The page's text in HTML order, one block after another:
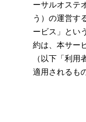
ーサルオステ
う）の運営す
ービス」とい
約は、本サー
（以下「利
適用されるも